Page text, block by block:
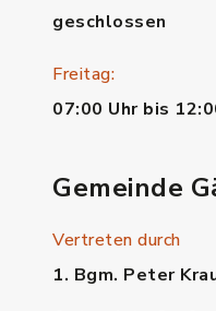
geschlossen
Freitag:
07:00 Uhr bis
Gemeinde
Vertreten durch
1. Bgm. Peter